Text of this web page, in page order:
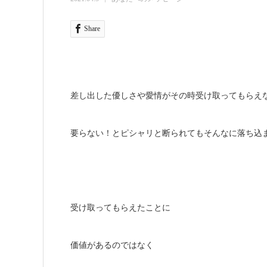
Share
差し出した優しさや愛情がその時受け取ってもらえ
要らない！とピシャリと断られてもそんなに落ち込
受け取ってもらえたことに
価値があるのではなく